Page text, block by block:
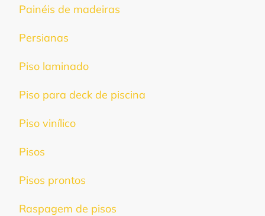
Painéis de madeiras
Persianas
Piso laminado
Piso para deck de piscina
Piso vinílico
Pisos
Pisos prontos
Raspagem de pisos